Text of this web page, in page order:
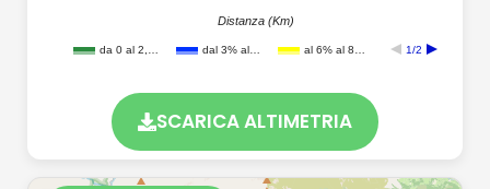
da 0 al 2,… dal 3% al… al 6% al 8… 1/2
Distanza (Km)
SCARICA ALTIMETRIA